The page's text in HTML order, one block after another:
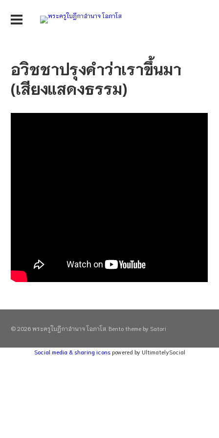
อวิชชาปรุงคำว่าเราขึ้นมา
(เสียงแสดงธรรม)
© 2026 พระครูใบฎีกาอำนาจ โอภาโส. Bento theme by Satori
Social media & sharing icons powered by UltimatelySocial